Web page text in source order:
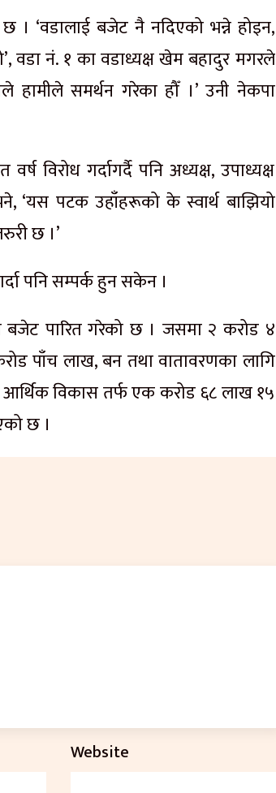
। ‘वडालाई बजेट नै नदिएको भन्ने होइन,
वडा नं. १ का वडाध्यक्ष खेम बहादुर मगरले
समर्थन गरेका हौँ ।’ उनी नेकपा
विरोध गर्दागर्दै पनि अध्यक्ष, उपाध्यक्ष
‘यस पटक उहाँहरूको के स्वार्थ बाझियो
छ ।’
पनि सम्पर्क हुन सकेन ।
पारित गरेको छ । जसमा २ करोड ४
पाँच लाख, बन तथा वातावरणका लागि
आर्थिक विकास तर्फ एक करोड ६८ लाख १५
छ ।
Website